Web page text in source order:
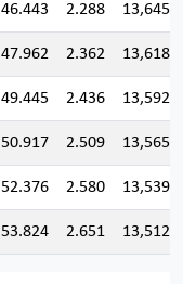
46.443 2.288 13,645
47.962 2.362 13,618
49.445 2.436 13,592
50.917 2.509 13,565
52.376 2.580 13,539
53.824 2.651 13,512